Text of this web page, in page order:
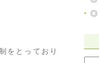
をとっており
◎